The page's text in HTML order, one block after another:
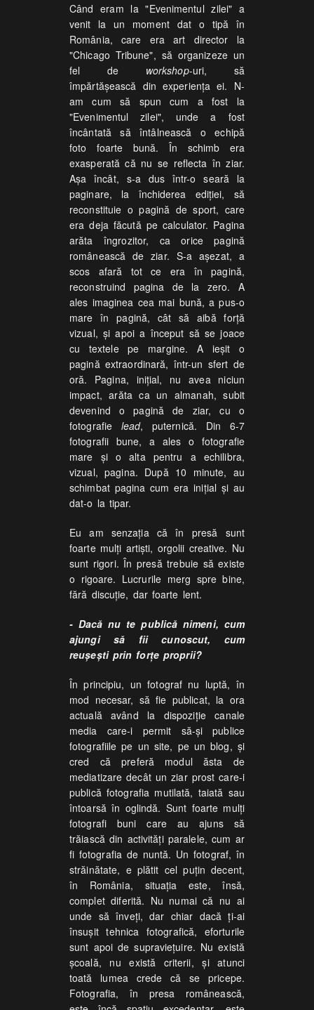
Când eram la "Evenimentul zilei" a
venit la un moment dat o tipă în
România, care era art director la
"Chicago Tribune", să organizeze un
fel de workshop-uri, să
împărtăşească din experienţa ei. N-
am cum să spun cum a fost la
"Evenimentul zilei", unde a fost
încântată să întâlnească o echipă
foto foarte bună. În schimb era
exasperată că nu se reflecta în ziar.
Aşa încât, s-a dus într-o seară la
paginare, la închiderea ediţiei, să
reconstituie o pagină de sport, care
era deja făcută pe calculator. Pagina
arăta îngrozitor, ca orice pagină
românească de ziar. S-a aşezat, a
scos afară tot ce era în pagină,
reconstruind pagina de la zero. A
ales imaginea cea mai bună, a pus-o
mare în pagină, cât să aibă forţă
vizual, şi apoi a început să se joace
cu textele pe margine. A ieşit o
pagină extraordinară, într-un sfert de
oră. Pagina, iniţial, nu avea niciun
impact, arăta ca un almanah, subit
devenind o pagină de ziar, cu o
fotografie lead, puternică. Din 6-7
fotografii bune, a ales o fotografie
mare şi o alta pentru a echilibra,
vizual, pagina. După 10 minute, au
schimbat pagina cum era iniţial şi au
dat-o la tipar.
Eu am senzaţia că în presă sunt
foarte mulţi artişti, orgolii creative. Nu
sunt rigori. În presă trebuie să existe
o rigoare. Lucrurile merg spre bine,
fără discuţie, dar foarte lent.
- Dacă nu te publică nimeni, cum
ajungi să fii cunoscut, cum
reuşeşti prin forţe proprii?
În principiu, un fotograf nu luptă, în
mod necesar, să fie publicat, la ora
actuală având la dispoziţie canale
media care-i permit să-şi publice
fotografiile pe un site, pe un blog, şi
cred că preferă modul ăsta de
mediatizare decât un ziar prost care-i
publică fotografia mutilată, taiată sau
întoarsă în oglindă. Sunt foarte mulţi
fotografi buni care au ajuns să
trăiască din activităţi paralele, cum ar
fi fotografia de nuntă. Un fotograf, în
străinătate, e plătit cel puţin decent,
în România, situaţia este, însă,
complet diferită. Nu numai că nu ai
unde să înveţi, dar chiar dacă ţi-ai
însuşit tehnica fotografică, eforturile
sunt apoi de supravieţuire. Nu există
şcoală, nu există criterii, şi atunci
toată lumea crede că se pricepe.
Fotografia, în presa românească,